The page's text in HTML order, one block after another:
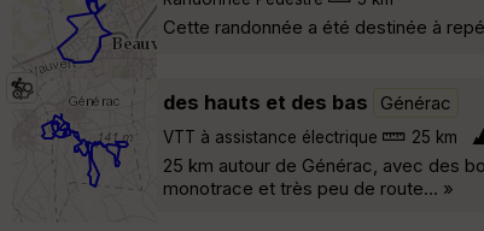
Cette randonnée a été destinée à
des hauts et des bas Générac
VTT à assistance électrique 25 km
25 km autour de Générac, avec des
monotrace et très peu de route... »